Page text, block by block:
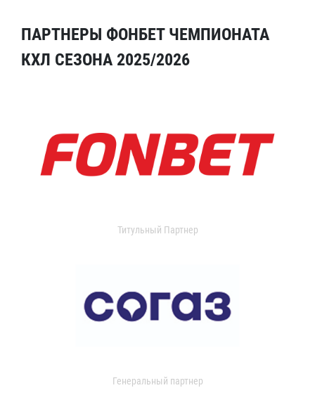
ПАРТНЕРЫ ФОНБЕТ ЧЕМПИОНАТА
КХЛ СЕЗОНА 2025/2026
Титульный Партнер
Генеральный партнер